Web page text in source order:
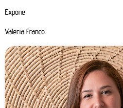
Expone
Valeria Franco